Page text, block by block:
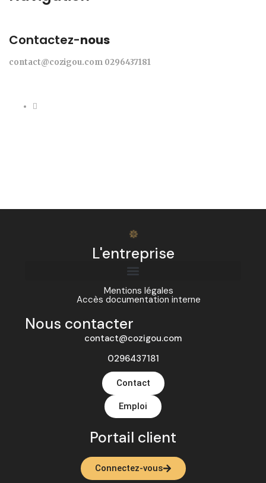
Contactez-nous
contact@cozigou.com 0296437181
L'entreprise
Mentions légales
Accès documentation interne
Nous contacter
contact@cozigou.com
0296437181
Contact
Emploi
Portail client
Connectez-vous